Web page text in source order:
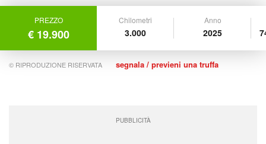
PREZZO
€ 19.900
Chilometri
3.000
Anno
2025
© RIPRODUZIONE RISERVATA segnala / previeni una truffa
PUBBLICITÀ